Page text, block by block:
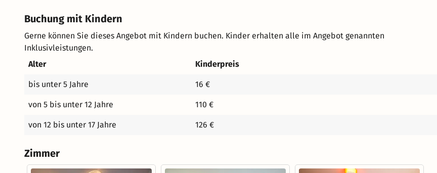
Buchung mit Kindern
Gerne können Sie dieses Angebot mit Kindern buchen. Kinder erhalten alle im Angebot genannten
Inklusivleistungen.
Alter
Kinderpreis
bis unter 5 Jahre 16 €
von 5 bis unter 12 Jahre 110 €
von 12 bis unter 17 Jahre 126 €
Zimmer